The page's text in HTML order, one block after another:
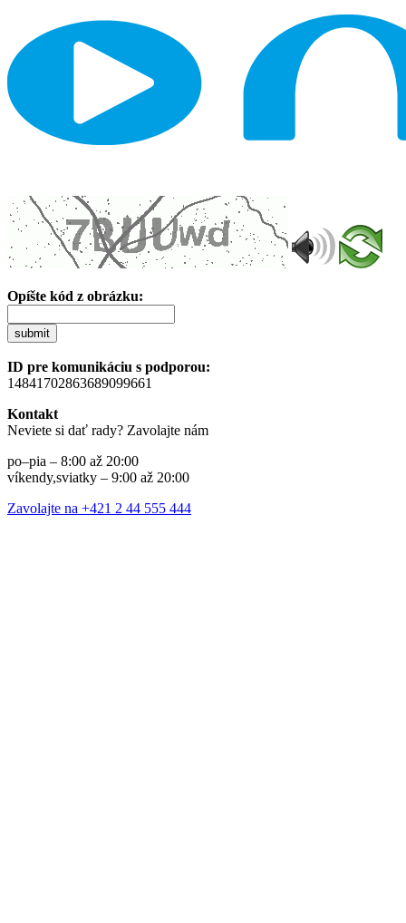
Opíšte kód z obrázku:
submit
ID pre komunikáciu s podporou:
14841702863689099661
Kontakt
Neviete si dať rady? Zavolajte nám
po–pia – 8:00 až 20:00
víkendy,sviatky – 9:00 až 20:00
Zavolajte na +421 2 44 555 444